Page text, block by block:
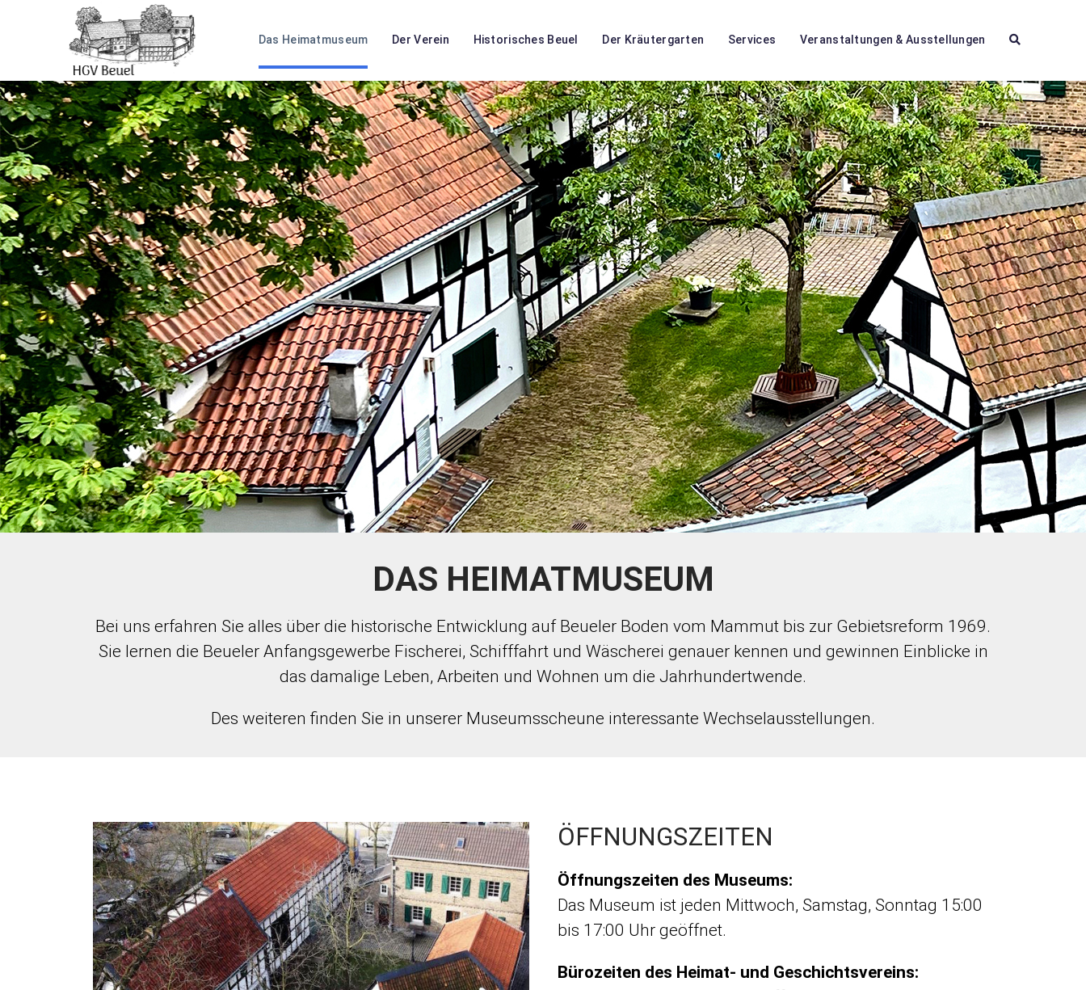
Das Heimatmuseum Der Verein Historisches Beuel Der Kräutergarten Services Veranstaltungen & Ausstellungen
DAS HEIMATMUSEUM
Bei uns erfahren Sie alles über die historische Entwicklung auf Beueler Boden vom Mammut bis zur Gebietsreform 1969.
Sie lernen die Beueler Anfangsgewerbe Fischerei, Schifffahrt und Wäscherei genauer kennen und gewinnen Einblicke in
das damalige Leben, Arbeiten und Wohnen um die Jahrhundertwende.
Des weiteren finden Sie in unserer Museumsscheune interessante Wechselausstellungen.
ÖFFNUNGSZEITEN
Öffnungszeiten des Museums:
Das Museum ist jeden Mittwoch, Samstag, Sonntag 15:00
bis 17:00 Uhr geöffnet.
Bürozeiten des Heimat- und Geschichtsvereins: